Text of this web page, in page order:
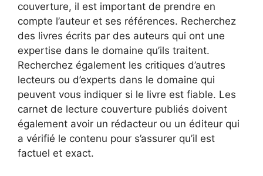
couverture, il est important de prendre en
compte l’auteur et ses références. Recherchez
des livres écrits par des auteurs qui ont une
expertise dans le domaine qu’ils traitent.
Recherchez également les critiques d’autres
lecteurs ou d’experts dans le domaine qui
peuvent vous indiquer si le livre est fiable. Les
carnet de lecture couverture publiés doivent
également avoir un rédacteur ou un éditeur qui
a vérifié le contenu pour s’assurer qu’il est
factuel et exact.